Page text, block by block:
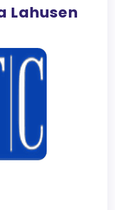
Lahusen